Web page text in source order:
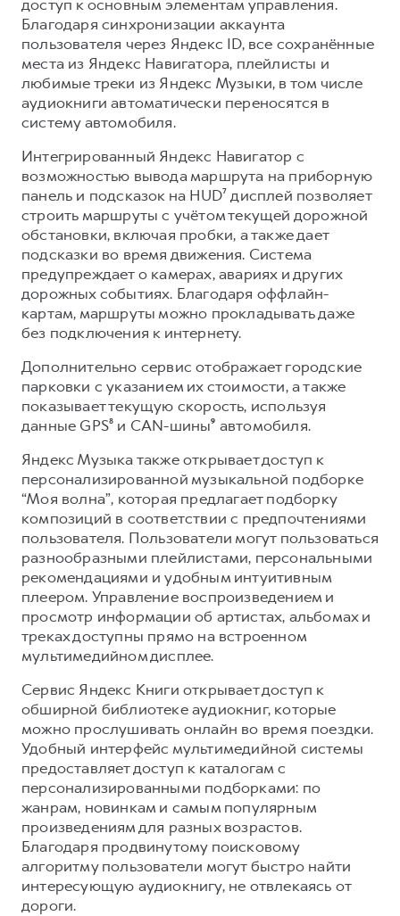
доступ к основным элементам управления.
Благодаря синхронизации аккаунта
пользователя через Яндекс ID, все сохранённые
места из Яндекс Навигатора, плейлисты и
любимые треки из Яндекс Музыки, в том числе
аудиокниги автоматически переносятся в
систему автомобиля.
Интегрированный Яндекс Навигатор с
возможностью вывода маршрута на приборную
панель и подсказок на HUD⁷ дисплей позволяет
строить маршруты с учётом текущей дорожной
обстановки, включая пробки, а также дает
подсказки во время движения. Система
предупреждает о камерах, авариях и других
дорожных событиях. Благодаря оффлайн-
картам, маршруты можно прокладывать даже
без подключения к интернету.
Дополнительно сервис отображает городские
парковки с указанием их стоимости, а также
показывает текущую скорость, используя
данные GPS⁸ и CAN-шины⁹ автомобиля.
Яндекс Музыка также открывает доступ к
персонализированной музыкальной подборке
“Моя волна”, которая предлагает подборку
композиций в соответствии с предпочтениями
пользователя. Пользователи могут пользоваться
разнообразными плейлистами, персональными
рекомендациями и удобным интуитивным
плеером. Управление воспроизведением и
просмотр информации об артистах, альбомах и
треках доступны прямо на встроенном
мультимедийном дисплее.
Сервис Яндекс Книги открывает доступ к
обширной библиотеке аудиокниг, которые
можно прослушивать онлайн во время поездки.
Удобный интерфейс мультимедийной системы
предоставляет доступ к каталогам с
персонализированными подборками: по
жанрам, новинкам и самым популярным
произведениям для разных возрастов.
Благодаря продвинутому поисковому
алгоритму пользователи могут быстро найти
интересующую аудиокнигу, не отвлекаясь от
дороги.